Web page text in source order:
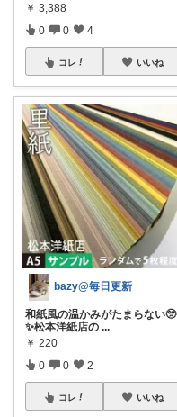
￥ 3,388
0 0 4
コレ いいね
bazy@毎日更新
和紙風の温かみがたまらない🥺
✨松本洋紙店の ...
￥ 220
0 0 2
コレ いいね